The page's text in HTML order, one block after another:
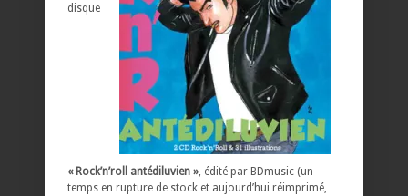
disque
« Rock’n’roll antédiluvien » , édité par BDmusic (un
temps en rupture de stock et aujourd’hui réimprimé,